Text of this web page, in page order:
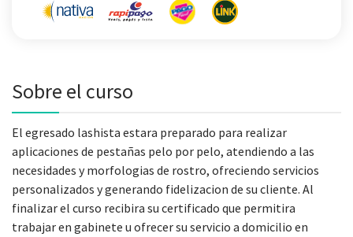
Sobre el curso
El egresado lashista estara preparado para realizar
aplicaciones de pestañas pelo por pelo, atendiendo a las
necesidades y morfologias de rostro, ofreciendo servicios
personalizados y generando fidelizacion de su cliente. Al
finalizar el curso recibira su certificado que permitira
trabajar en gabinete u ofrecer su servicio a domicilio en